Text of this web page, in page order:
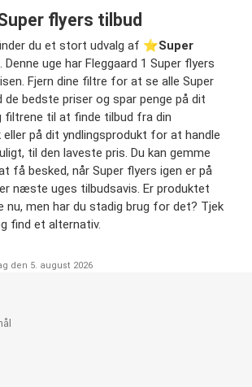
flyers tilbud
du et stort udvalg af ⭐️Super
Denne uge har Fleggaard 1 Super flyers
Fjern dine filtre for at se alle Super
de bedste priser og spar penge på dit
filtrene til at finde tilbud fra din
på dit yndlingsprodukt for at handle
til den laveste pris. Du kan gemme
få besked, når Super flyers igen er på
næste uges tilbudsavis. Er produktet
nu, men har du stadig brug for det? Tjek
find et alternativ.
den 5. august 2026